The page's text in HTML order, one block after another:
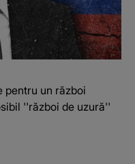
pentru un război
''război de uzură''